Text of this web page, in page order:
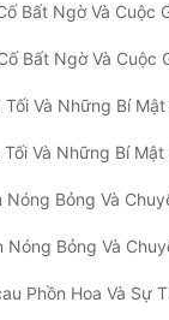
Và Những Bí
Và Những Bí
Nóng Bỏng Và
Nóng Bỏng Và